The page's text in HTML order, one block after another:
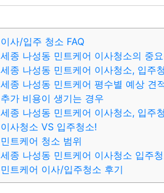
이사/입주 청소 FAQ
세종 나성동 민트케어 이사청소의 중
세종 나성동 민트케어 이사청소, 입주
세종 나성동 민트케어 평수별 예상 견
추가 비용이 생기는 경우
세종 나성동 민트케어 이사청소, 입주
이사청소 VS 입주청소!
민트케어 청소 범위
세종 나성동 민트케어 이사청소 입주
민트케어 이사/입주청소 후기